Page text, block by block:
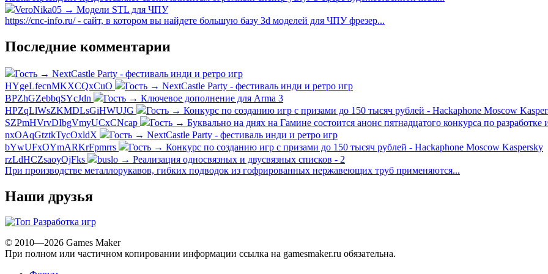
VeroNika05 → Модели STL для ЧПУ
https://cnc-info.ru/ - сайт, в котором вы найдете большую базу 3d моделей для ЧПУ фрезер...
Последние комментарии
Гость → NextCastle Party - фестиваль инди и ретро игр
HYgeLfecnMKXCQxCuO
Гость → NextCastle Party - фестиваль инди и ретро игр
BPZhGZebbqSYcJdn
Гость → Ключевое дополнение для Arma 3
HPZqLlWsZKMDLsGiHWUJG
Гость → Конкурс по созданию игр с призами до 150 тысяч рублей - Hackaphone Moscow
SZPmHVrvDIbgVmyUCxCNcap
Гость → Буквально на днях на Гамине состоится анонс пятнадцатого конкурса по разработке
nxOAqGtztkTycOxldX
Гость → NextCastle Party - фестиваль инди и ретро игр
bYwUFxOYmARKrFpmrrs
Гость → Конкурс по созданию игр с призами до 150 тысяч рублей - Hackaphone Moscow Kaspersky
rzLdHCZsaoyOjFks
buslo → Реализация односвязных и двусвязных списков - 2
При производстве металлорукавов, гибких подводок из гофрированных нержавеющих труб применяются...
Наши друзья
© 2010—2026 Games Maker
При полном или частичном копировании информации ссылка на gamesmaker.ru обязательна.